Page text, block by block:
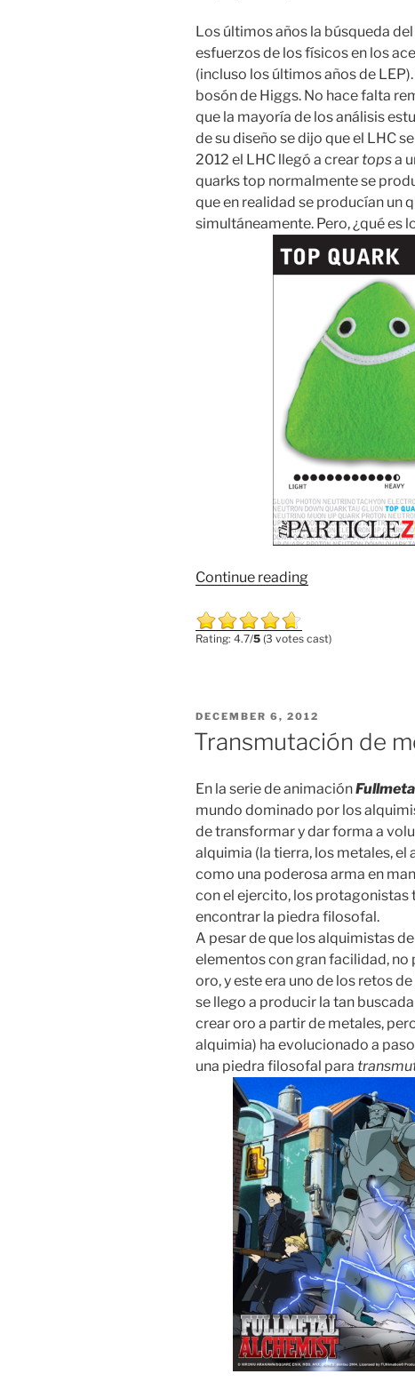
Los últimos años la búsqueda del
esfuerzos de los físicos en los
(incluso los últimos años de
bosónde Higgs. No hace falta
que la mayoría de los análisis
de su diseño se dijo que el LHC
2012 el LHC llegó a crear topsa
quarkstop normalmente se
que en realidad se producían un
simultáneamente. Pero, ¿qué es
Continue reading“top
Rating: 4.7/5 (3 votes cast)
POSTED
ON
DECEMBER 6, 2012
Transmutación de
En la serie de animación
mundo dominado por los
de transformar y dar forma a
alquimia (la tierra, los metales,
como una poderosa arma en
con el ejercito, los protagonistas
encontrar la piedra filosofal.
A pesar de que los alquimistas
elementos con gran facilidad, no
oro, y este era uno de los retos
se llego a producir la tan
crear oro a partir de metales,
alquimia) ha evolucionado a
una piedra filosofal para